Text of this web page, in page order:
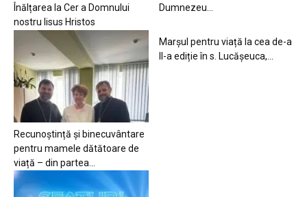
Înălțarea la Cer a Domnului
nostru Iisus Hristos
Dumnezeu…
Recunoștință și binecuvântare
pentru mamele dătătoare de
viață – din partea...
Marșul pentru viață la cea de-a
II-a ediție în s. Lucășeuca,...